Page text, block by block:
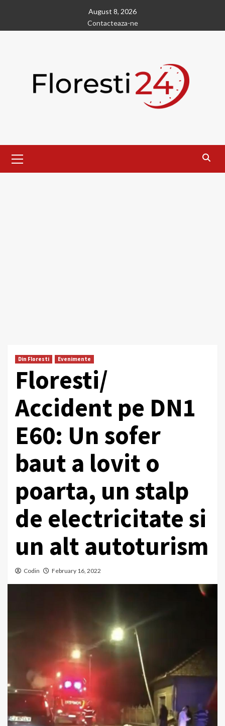
content
August 8, 2026
Contacteaza-ne
Menu
Din Floresti Evenimente
Floresti/
Accident pe DN1
E60: Un sofer
baut a lovit o
poarta, un stalp
de electricitate si
un alt autoturism
Codin February 16, 2022